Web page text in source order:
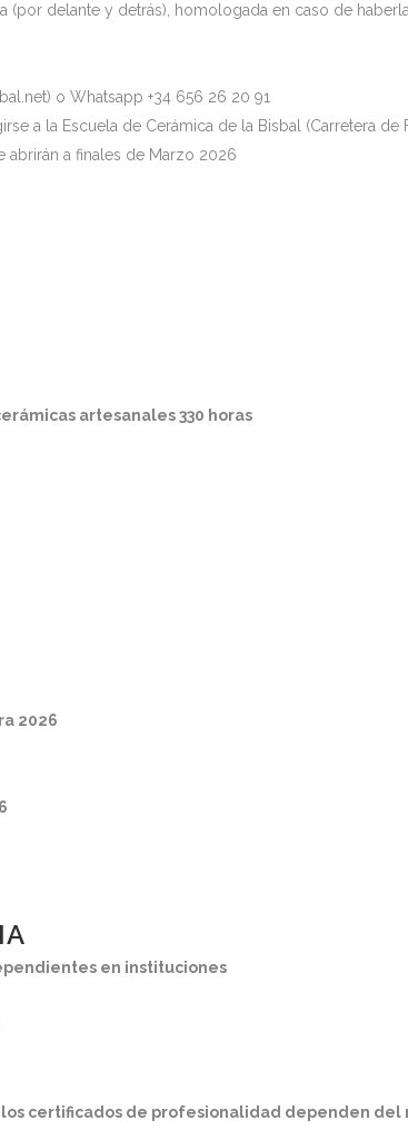
delante y detrás), homologada en caso de
o Whatsapp +34 656 26 20 91
a la Escuela de Cerámica de la Bisbal (Carretera
abrirán a finales de Marzo 2026
artesanales 330 horas
2026
en instituciones
certificados de profesionalidad dependen